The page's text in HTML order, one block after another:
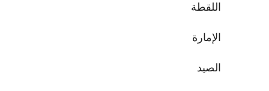
اللقطة
الإمارة
الصيد